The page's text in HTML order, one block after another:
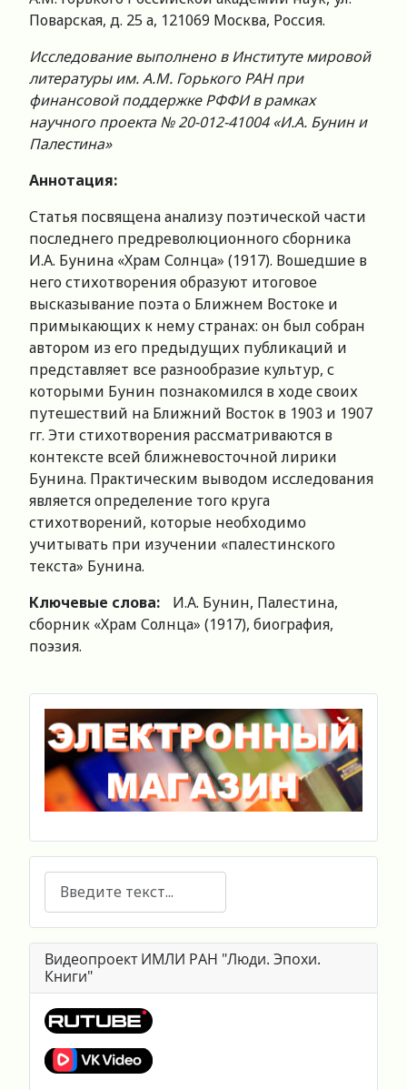
Поварская, д. 25 а, 121069 Москва, Россия.
Исследование выполнено в Институте мировой
литературы им. А.М. Горького РАН при
финансовой поддержке РФФИ в рамках
научного проекта № 20-012-41004 «И.А. Бунин и
Палестина»
Аннотация:
Статья посвящена анализу поэтической части
последнего предреволюционного сборника
И.А. Бунина «Храм Солнца» (1917). Вошедшие в
него стихотворения образуют итоговое
высказывание поэта о Ближнем Востоке и
примыкающих к нему странах: он был собран
автором из его предыдущих публикаций и
представляет все разнообразие культур, с
которыми Бунин познакомился в ходе своих
путешествий на Ближний Восток в 1903 и 1907
гг. Эти стихотворения рассматриваются в
контексте всей ближневосточной лирики
Бунина. Практическим выводом исследования
является определение того круга
стихотворений, которые необходимо
учитывать при изучении «палестинского
текста» Бунина.
Ключевые слова:
И.А. Бунин, Палестина,
сборник «Храм Солнца» (1917), биография,
поэзия.
Поиск
Видеопроект ИМЛИ РАН "Люди. Эпохи.
Книги"